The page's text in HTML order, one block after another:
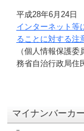
平成28年6月24日
インターネット等
ることに対する注
（個人情報保護
務省自治行政局住
マイナンバーカ